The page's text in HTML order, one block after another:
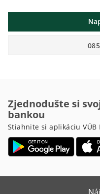
Zjednodušte si
bankou
Stiahnite si aplikáciu VÚB